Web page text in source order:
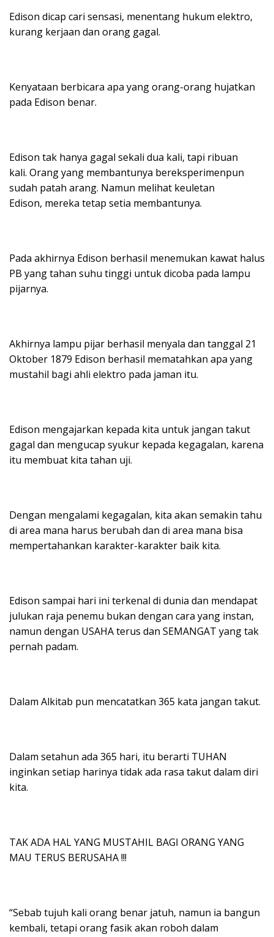
Edison dicap cari sensasi, menentang hukum elektro,
kurang kerjaan dan orang gagal.
Kenyataan berbicara apa yang orang-orang hujatkan
pada Edison benar.
Edison tak hanya gagal sekali dua kali, tapi ribuan
kali. Orang yang membantunya bereksperimenpun
sudah patah arang. Namun melihat keuletan
Edison, mereka tetap setia membantunya.
Pada akhirnya Edison berhasil menemukan kawat halus
PB yang tahan suhu tinggi untuk dicoba pada lampu
pijarnya.
Akhirnya lampu pijar berhasil menyala dan tanggal 21
Oktober 1879 Edison berhasil mematahkan apa yang
mustahil bagi ahli elektro pada jaman itu.
Edison mengajarkan kepada kita untuk jangan takut
gagal dan mengucap syukur kepada kegagalan, karena
itu membuat kita tahan uji.
Dengan mengalami kegagalan, kita akan semakin tahu
di area mana harus berubah dan di area mana bisa
mempertahankan karakter-karakter baik kita.
Edison sampai hari ini terkenal di dunia dan mendapat
julukan raja penemu bukan dengan cara yang instan,
namun dengan USAHA terus dan SEMANGAT yang tak
pernah padam.
Dalam Alkitab pun mencatatkan 365 kata jangan takut.
Dalam setahun ada 365 hari, itu berarti TUHAN
inginkan setiap harinya tidak ada rasa takut dalam diri
kita.
TAK ADA HAL YANG MUSTAHIL BAGI ORANG YANG
MAU TERUS BERUSAHA !!!
“Sebab tujuh kali orang benar jatuh, namun ia bangun
kembali, tetapi orang fasik akan roboh dalam